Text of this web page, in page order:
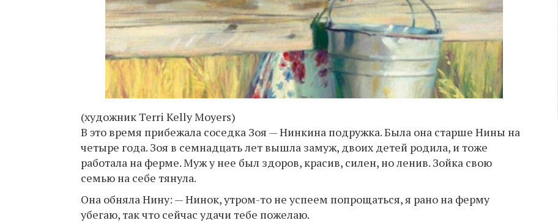
(художник Terri Kelly Moyers)
В это время прибежала соседка Зоя — Нинкина подружка. Была она старше Нины на
четыре года. Зоя в семнадцать лет вышла замуж, двоих детей родила, и тоже
работала на ферме. Муж у нее был здоров, красив, силен, но ленив. Зойка свою
семью на себе тянула.
Она обняла Нину: — Нинок, утром-то не успеем попрощаться, я рано на ферму
убегаю, так что сейчас удачи тебе пожелаю.